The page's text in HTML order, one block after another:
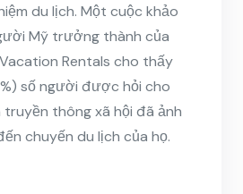
du lịch. Một cuộc khảo
Mỹ trưởng thành của
Rentals cho thấy
số người được hỏi cho
thông xã hội đã ảnh
chuyến du lịch của họ.